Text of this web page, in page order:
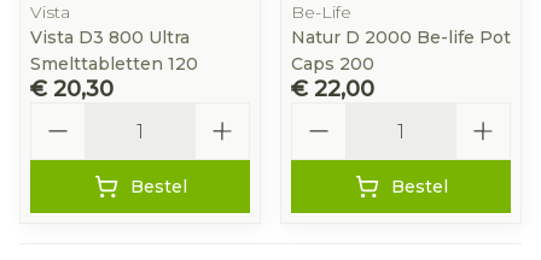
Vista
Vista D3 800 Ultra
Smelttabletten 120
€ 20,30
Bestel
Be-Life
Natur D 2000 Be-life Pot
Caps 200
€ 22,00
Bestel